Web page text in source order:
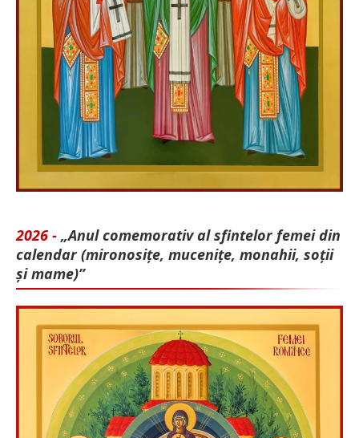
2026 - „Anul comemorativ al sfintelor femei din
calendar (mironosițe, mu­cenițe, monahii, soții
și mame)”